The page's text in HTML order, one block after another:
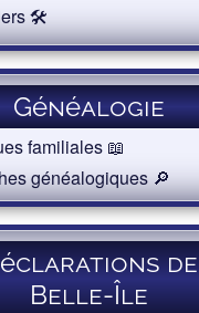
🛠
Généalogie
familiales 📖
généalogiques 🔎
de
Belle-Île